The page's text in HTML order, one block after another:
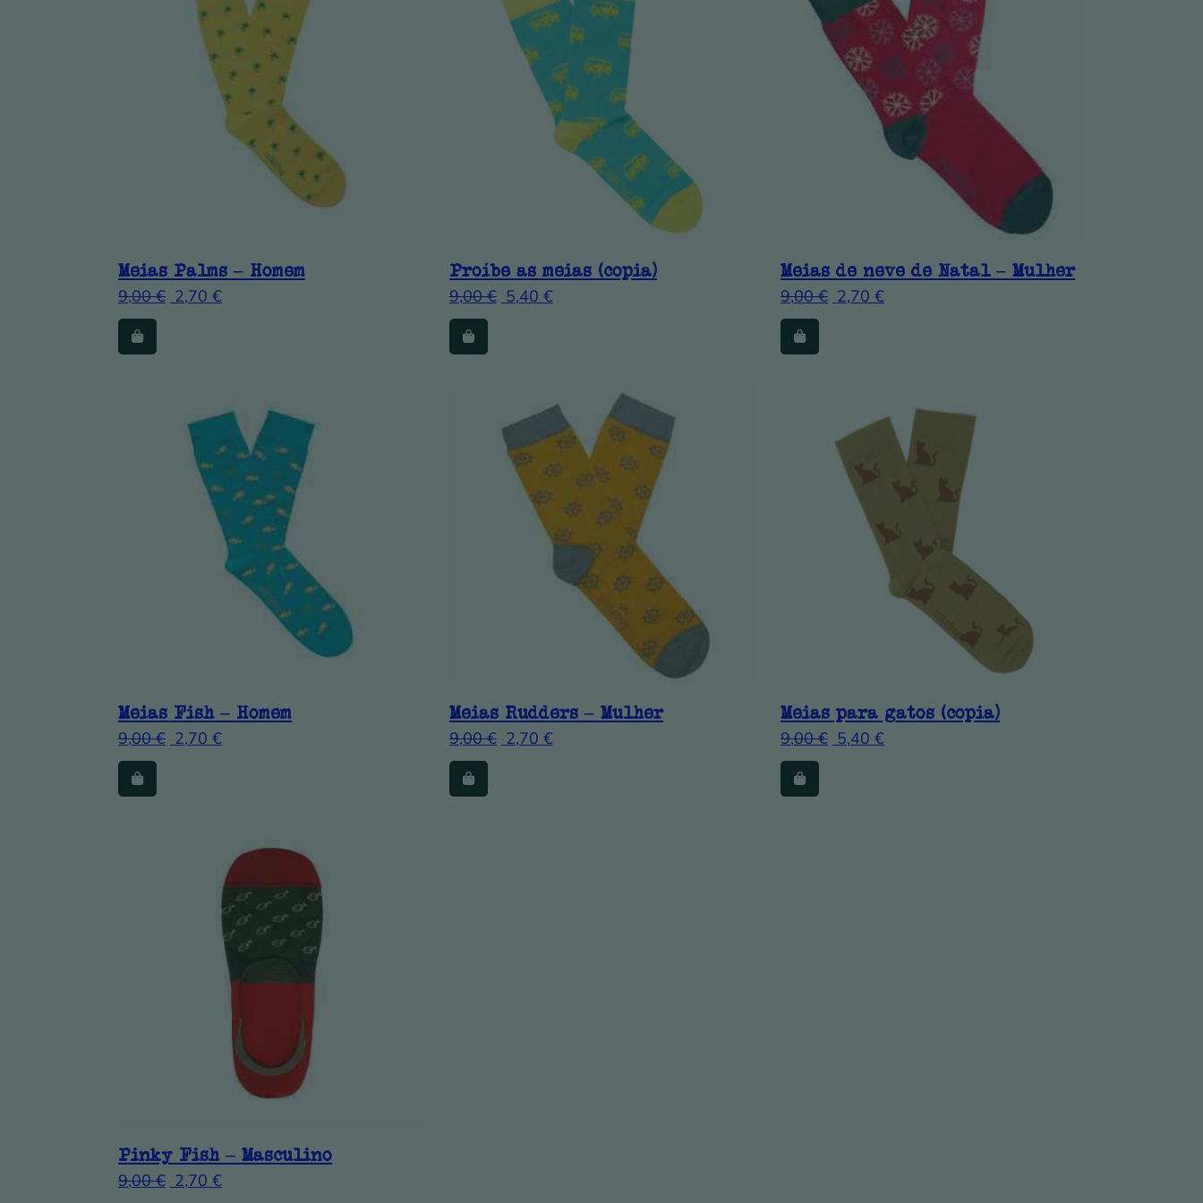
Meias Palms – Homem
9,00€ 2,70 €
Proíbe as meias (copia)
9,00€ 5,40 €
Meias de neve de Natal – Mulher
9,00€ 2,70 €
Meias Fish – Homem
9,00€ 2,70 €
Meias Rudders – Mulher
9,00€ 2,70 €
Meias para gatos (copia)
9,00€ 5,40 €
Pinky Fish – Masculino
9,00€ 2,70 €